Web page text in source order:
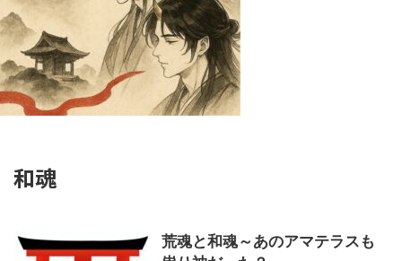
和魂
荒魂と和魂～あのアマテラスも